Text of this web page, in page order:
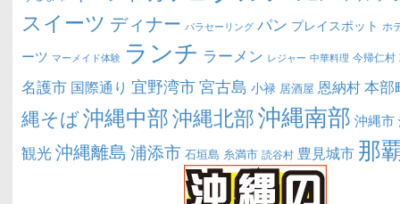
スイーツ ディナー パラセーリング パン プレイスポット ホ
ーツ マーメイド体験 ランチ ラーメン レジャー 中華料理 今帰仁村
名護市 国際通り 宜野湾市宮古島 小禄 居酒屋 恩納村本部
縄そば沖縄中部沖縄北部沖縄南部 沖縄市
観光沖縄離島 浦添市 石垣島 糸満市 読谷村 豊見城市 那